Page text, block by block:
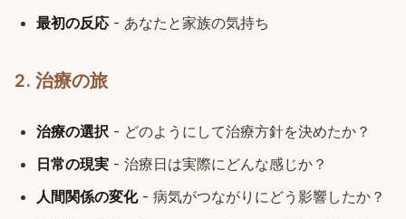
最初の反応 - あなたと家族の気持ち
2. 治療の旅
治療の選択 - どのようにして治療方針を決めたか？
日常の現実 - 治療日は実際にどんな感じか？
人間関係の変化- 病気がつながりにどう影響したか？